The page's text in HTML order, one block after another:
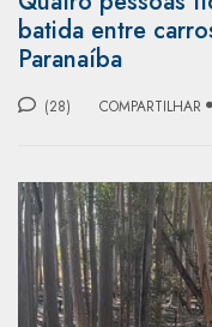
batida entre
Paranaíba
(28) COMPARTILHAR